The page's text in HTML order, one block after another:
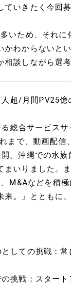
いきたく今回
いため、それ
かわからないと
相談しながら選
超/月間PV25億
総合サービスサ
まで、動画配信
。沖縄での水
まいりました。
M&Aなどを積
来。」とともに
しての挑戦：
挑戦：スター